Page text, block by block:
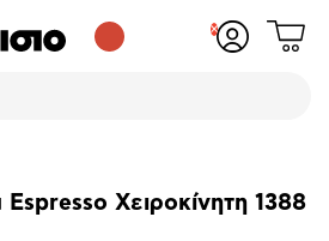
Δες
Χειροκίνητη 1388